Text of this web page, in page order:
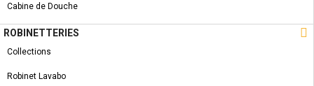
Cabine de Douche
ROBINETTERIES 
Collections
Robinet Lavabo
CARACTÉRISTIQUES